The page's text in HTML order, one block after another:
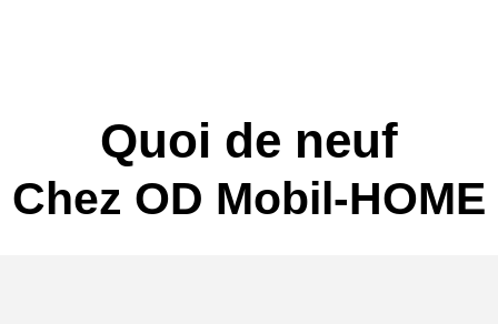
Quoi de neuf
Chez OD Mobil-HOME